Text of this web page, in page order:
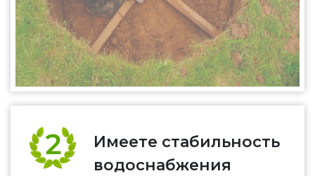
Имеете стабильность
водоснабжения